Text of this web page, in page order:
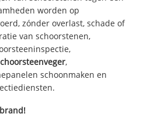
worden op
zónder overlast, schade of
van schoorstenen,
,
schoonmaken en